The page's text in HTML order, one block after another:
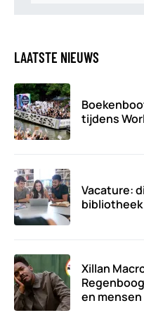
LAATSTE NIEUWS
tijdens
Vacature:
Xillan
en mensen